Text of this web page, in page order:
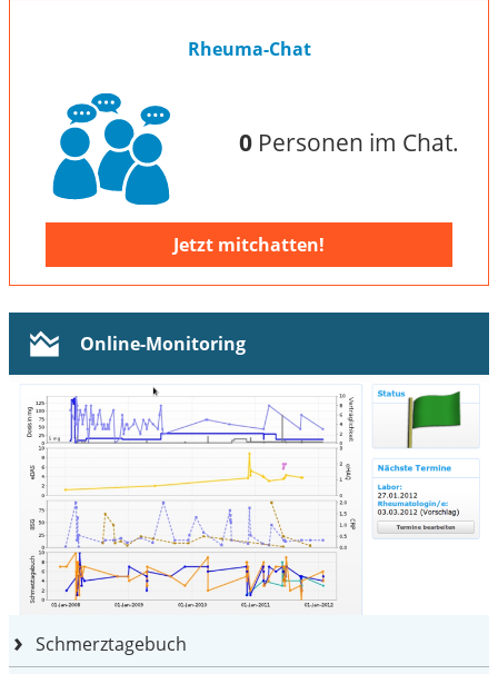
Rheuma-Chat
0Personen im Chat.
Jetzt mitchatten!
Online-Monitoring
Schmerztagebuch